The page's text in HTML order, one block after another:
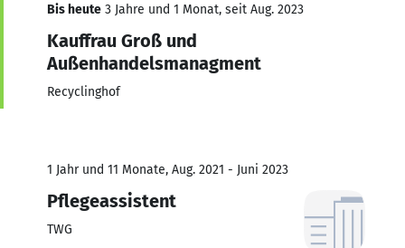
Bis heute 3 Jahre und 1 Monat, seit Aug. 2023
Kauffrau Groß und
Außenhandelsmanagment
Recyclinghof
1 Jahr und 11 Monate, Aug. 2021 - Juni 2023
Pflegeassistent
TWG